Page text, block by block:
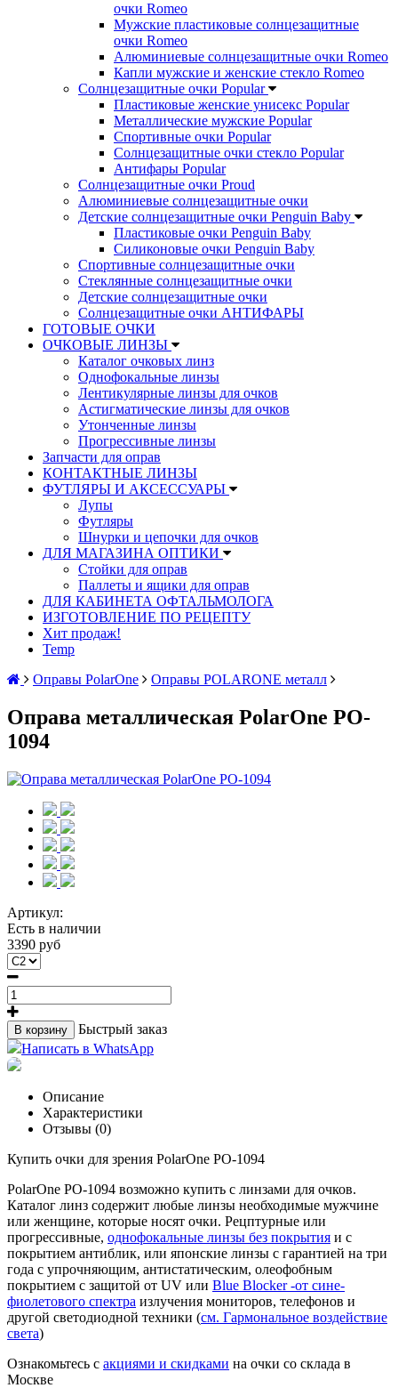
очки Romeo
Мужские пластиковые солнцезащитные
очки Romeo
Алюминиевые солнцезащитные очки Romeo
Капли мужские и женские стекло Romeo
Солнцезащитные очки Popular
Пластиковые женские унисекс Popular
Металлические мужские Popular
Спортивные очки Popular
Солнцезащитные очки стекло Popular
Aнтифары Popular
Солнцезащитные очки Proud
Алюминиевые солнцезащитные очки
Детские солнцезащитные очки Penguin Baby
Пластиковые очки Penguin Baby
Силиконовые очки Penguin Baby
Спортивные солнцезащитные очки
Стеклянные солнцезащитные очки
Детские солнцезащитные очки
Солнцезащитные очки АНТИФАРЫ
ГОТОВЫЕ ОЧКИ
ОЧКОВЫЕ ЛИНЗЫ
Каталог очковых линз
Однофокальные линзы
Лентикулярные линзы для очков
Астигматические линзы для очков
Утонченные линзы
Прогрессивные линзы
Запчасти для оправ
КОНТАКТНЫЕ ЛИНЗЫ
ФУТЛЯРЫ И АКСЕССУАРЫ
Лупы
Футляры
Шнурки и цепочки для очков
ДЛЯ МАГАЗИНА ОПТИКИ
Стойки для оправ
Паллеты и ящики для оправ
ДЛЯ КАБИНЕТА ОФТАЛЬМОЛОГА
ИЗГОТОВЛЕНИЕ ПО РЕЦЕПТУ
Хит продаж!
Temp
Оправы PolarOne
Оправы POLARONE металл
Оправа металлическая PolarOne PO-
1094
Артикул:
Есть в наличии
3390 руб
В корзину
Быстрый заказ
Написать в WhatsApp
Описание
Характеристики
Отзывы (0)
Купить очки для зрения PolarOne PO-1094
PolarOne PO-1094 возможно купить с линзами для очков.
Каталог линз содержит любые линзы необходимые мужчине
или женщине, которые носят очки. Рецптурные или
прогрессивные, однофокальные линзы без покрытия и с
покрытием антиблик, или японские линзы с гарантией на три
года с упрочняющим, антистатическим, олеофобным
покрытием с защитой от UV или Blue Blocker -от сине-
фиолетового спектра излучения мониторов, телефонов и
другой светодиодной техники (см. Гармональное воздействие
света)
Ознакомьтесь с акциями и скидками на очки со склада в
Москве